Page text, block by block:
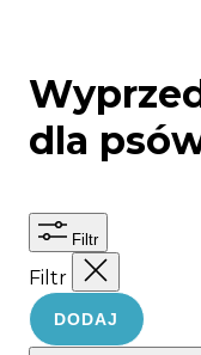
dla
Filtr
Filtr
DODAJ